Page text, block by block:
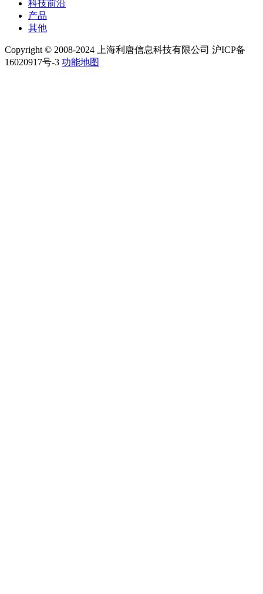
科技前沿
产品
其他
Copyright © 2008-2024 上海利唐信息科技有限公司 沪ICP备
16020917号-3 功能地图